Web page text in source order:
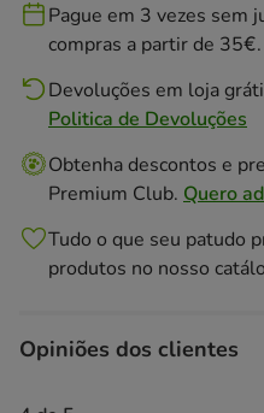
Pague em 3 vezes sem
compras a partir de 35€.
Devoluções em loja
Politica de Devoluções
Obtenha descontos e
Premium Club. Quero
Tudo o que seu patudo
produtos no nosso
Opiniões dos clientes
100% das pessoas